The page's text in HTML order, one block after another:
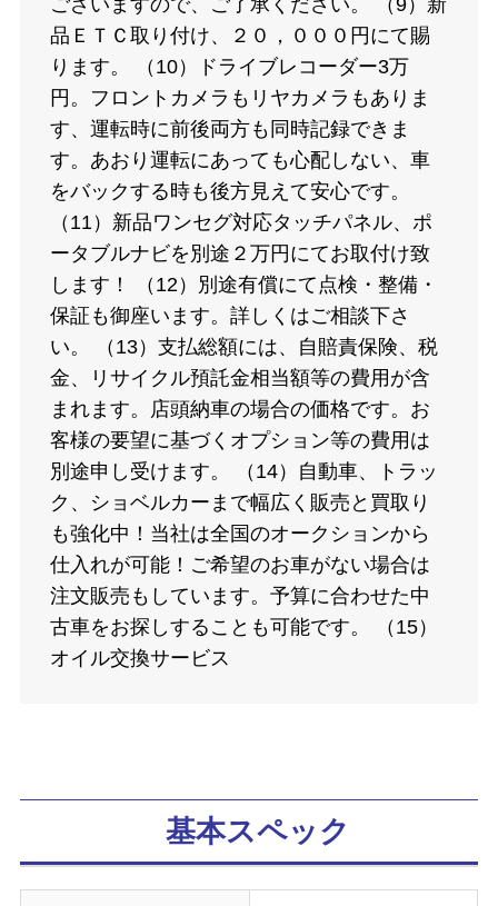
ございますので、ご了承ください。 （9）新
品ＥＴＣ取り付け、２０，０００円にて賜
ります。 （10）ドライブレコーダー3万
円。フロントカメラもリヤカメラもありま
す、運転時に前後両方も同時記録できま
す。あおり運転にあっても心配しない、車
をバックする時も後方見えて安心です。
（11）新品ワンセグ対応タッチパネル、ポ
ータブルナビを別途２万円にてお取付け致
します！ （12）別途有償にて点検・整備・
保証も御座います。詳しくはご相談下さ
い。 （13）支払総額には、自賠責保険、税
金、リサイクル預託金相当額等の費用が含
まれます。店頭納車の場合の価格です。お
客様の要望に基づくオプション等の費用は
別途申し受けます。 （14）自動車、トラッ
ク、ショベルカーまで幅広く販売と買取り
も強化中！当社は全国のオークションから
仕入れが可能！ご希望のお車がない場合は
注文販売もしています。予算に合わせた中
古車をお探しすることも可能です。 （15）
オイル交換サービス
基本スペック